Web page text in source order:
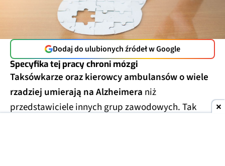
Dodaj do ulubionych źródeł w Google
Specyfika tej pracy chroni mózgi
Taksówkarze oraz kierowcy ambulansów o wiele
rzadziej umierają na Alzheimera niż
przedstawiciele innych grup zawodowych. Tak